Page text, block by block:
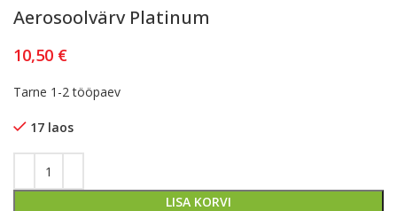
Aerosoolvärv Platinum
10,50 €
Tarne 1-2 tööpaev
17 laos
LISA KORVI